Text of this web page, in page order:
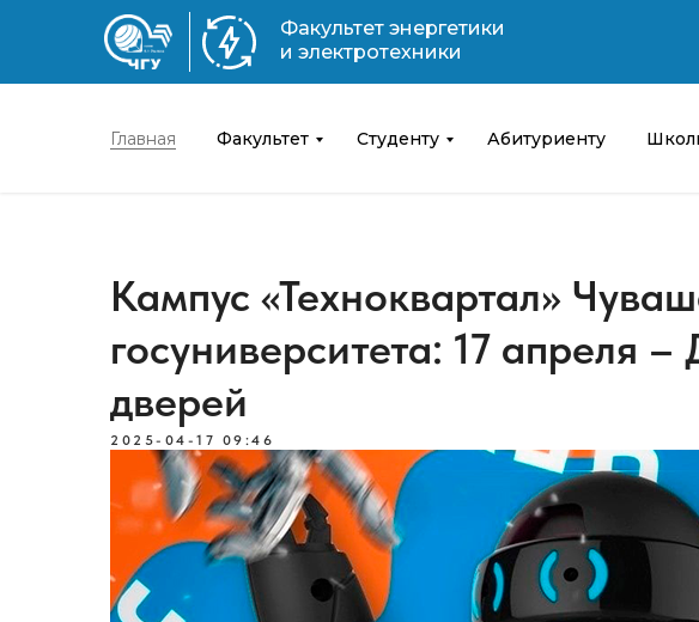
Факультет энергетики
и электротехники
Главная Факультет Студенту Абитуриенту
Кампус «Техноквартал»
госуниверситета: 17 апреля
дверей
2025-04-17 09:46